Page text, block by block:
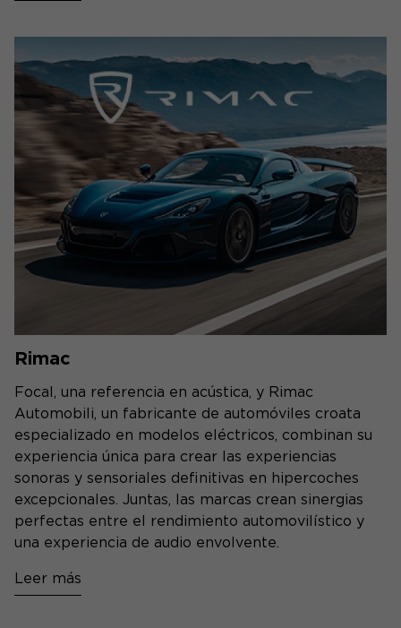
Rimac
Focal, una referencia en acústica, y Rimac
Automobili, un fabricante de automóviles croata
especializado en modelos eléctricos, combinan su
experiencia única para crear las experiencias
sonoras y sensoriales definitivas en hipercoches
excepcionales. Juntas, las marcas crean sinergias
perfectas entre el rendimiento automovilístico y
una experiencia de audio envolvente.
Leer más